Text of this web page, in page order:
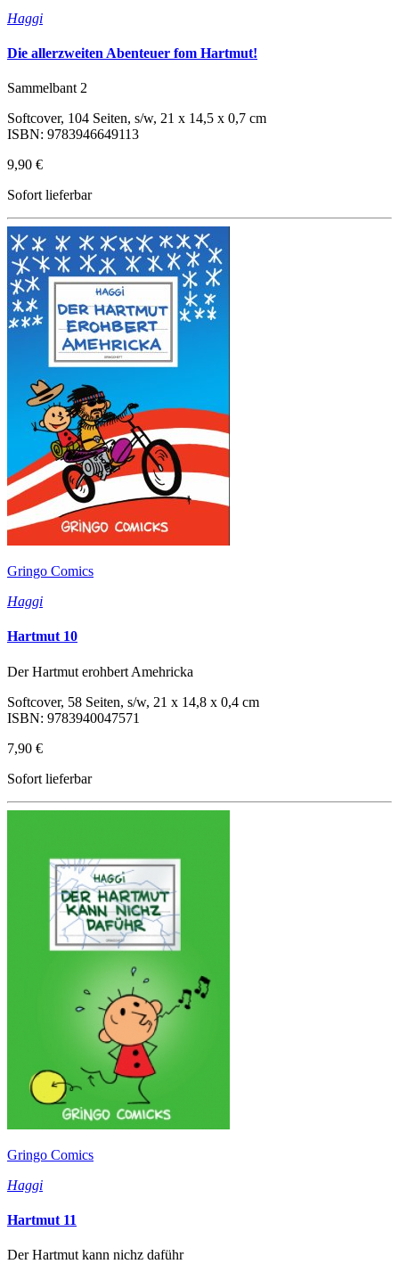
Haggi
Die allerzweiten Abenteuer fom Hartmut!
Sammelbant 2
Softcover, 104 Seiten, s/w, 21 x 14,5 x 0,7 cm
ISBN: 9783946649113
9,90 €
Sofort lieferbar
Gringo Comics
Haggi
Hartmut 10
Der Hartmut erohbert Amehricka
Softcover, 58 Seiten, s/w, 21 x 14,8 x 0,4 cm
ISBN: 9783940047571
7,90 €
Sofort lieferbar
Gringo Comics
Haggi
Hartmut 11
Der Hartmut kann nichz daführ